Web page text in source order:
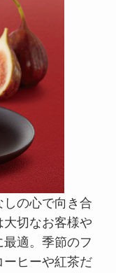
の心で向き合
大切なお客様や
適。季節のフ
ーヒーや紅茶だ